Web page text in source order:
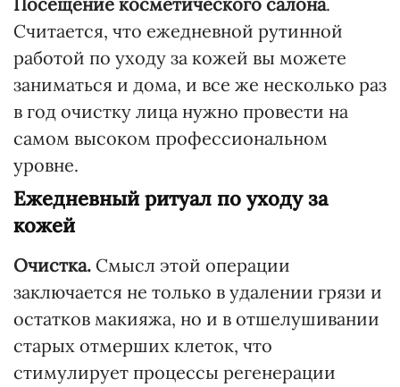
Считается, что ежедневной рутинной
работой по уходу за кожей вы можете
заниматься и дома, и все же несколько раз
в год очистку лица нужно провести на
самом высоком профессиональном
уровне.
Ежедневный ритуал по уходу за
кожей
Очистка. Смысл этой операции
заключается не только в удалении грязи и
остатков макияжа, но и в отшелушивании
старых отмерших клеток, что
стимулирует процессы регенерации